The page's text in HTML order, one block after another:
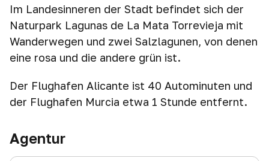
Im Landesinneren der Stadt befindet sich der
Naturpark Lagunas de La Mata Torrevieja mit
Wanderwegen und zwei Salzlagunen, von denen
eine rosa und die andere grün ist.
Der Flughafen Alicante ist 40 Autominuten und
der Flughafen Murcia etwa 1 Stunde entfernt.
Agentur